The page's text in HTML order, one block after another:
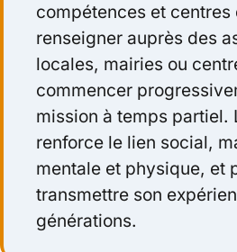
compétences et
renseigner auprès des
locales, mairies ou
commencer
mission à temps partiel.
renforce le lien social,
mentale et physique, et
transmettre son
générations.